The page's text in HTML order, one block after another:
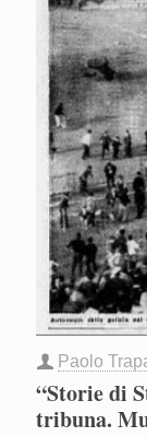
Paolo
“Storie di
tribuna.